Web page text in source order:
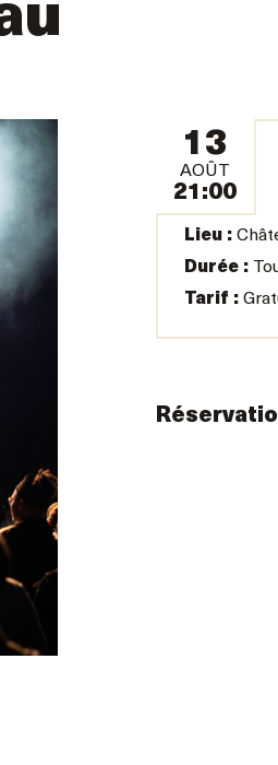
13
AOÛT
21:00
Lieu :
Durée :
Tarif :